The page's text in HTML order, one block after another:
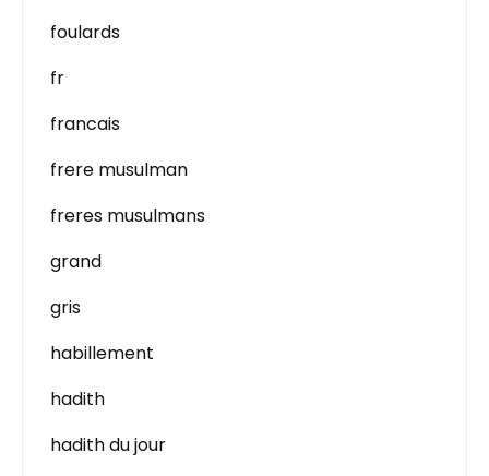
foulards
fr
francais
frere musulman
freres musulmans
grand
gris
habillement
hadith
hadith du jour